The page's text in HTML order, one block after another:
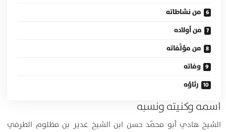
من نشاطاته
من أولاده
من مؤلّفاته
وفاته
رثاؤه
اسمه وكنيته ونسبه
الشيخ هادي أبو محمّد حسن ابن الشيخ غدير بن مظلوم الطرفي